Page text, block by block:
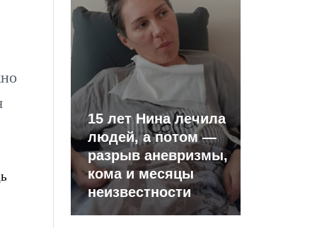
15 лет Нина лечила
людей, а потом —
разрыв аневризмы,
кома и месяцы
неизвестности